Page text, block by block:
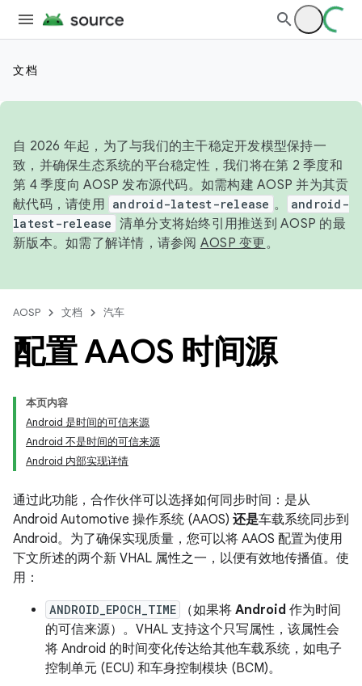
文档
自 2026 年起，为了与我们的主干稳定开发模型保持一
致，并确保生态系统的平台稳定性，我们将在第 2 季度和
第 4 季度向 AOSP 发布源代码。如需构建 AOSP 并为其贡
献代码，请使用 android-latest-release 。
android-
latest-release 清单分支将始终引用推送到 AOSP 的最
新版本。如需了解详情，请参阅 AOSP 变更。
AOSP 文档 汽车
配置 AAOS 时间源
本页内容
Android 是时间的可信来源
Android 不是时间的可信来源
Android 内部实现详情
通过此功能，合作伙伴可以选择如何同步时间：是从
Android Automotive 操作系统 (AAOS) 还是车载系统同步到
Android。为了确保实现质量，您可以将 AAOS 配置为使用
下文所述的两个新 VHAL 属性之一，以便有效地传播值。使
用：
ANDROID_EPOCH_TIME （如果将 Android 作为时间
的可信来源）。VHAL 支持这个只写属性，该属性会
将 Android 的时间变化传达给其他车载系统，如电子
控制单元 (ECU) 和车身控制模块 (BCM)。